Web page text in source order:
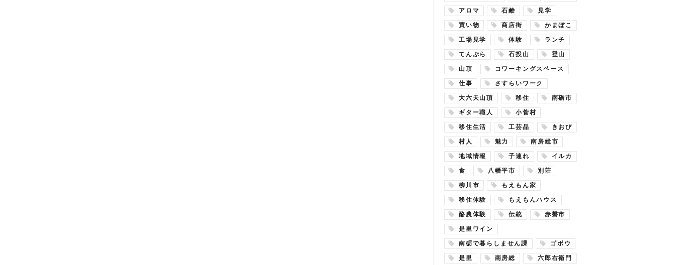
アロマ 石鹸 見学
買い物 商店街 かまぼこ
工場見学 体験 ランチ
てんぷら 石投山 登山
山頂 コワーキングスペース
仕事 さすらいワーク
大六天山頂 移住 南砺市
ギター職人 小菅村
移住生活 工芸品 きおび
村人 魅力 南房総市
地域情報 子連れ イルカ
食 八幡平市 別荘
柳川市 もえもん家
移住体験 もえもんハウス
酪農体験 伝統 赤磐市
是里ワイン
南砺で暮らしません課 ゴボウ
是里 南房総 六郎右衛門